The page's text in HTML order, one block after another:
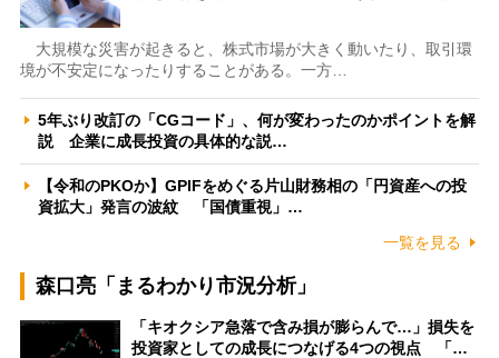
大規模な災害が起きると、株式市場が大きく動いたり、取引環
境が不安定になったりすることがある。一方…
5年ぶり改訂の「CGコード」、何が変わったのかポイントを解
説 企業に成長投資の具体的な説…
【令和のPKOか】GPIFをめぐる片山財務相の「円資産への投
資拡大」発言の波紋 「国債重視」…
一覧を見る
森口亮「まるわかり市況分析」
「キオクシア急落で含み損が膨らんで…」損失を
投資家としての成長につなげる4つの視点 「…